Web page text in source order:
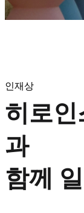
인재상
히로인
과
함께